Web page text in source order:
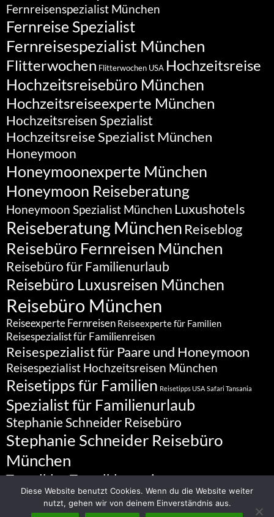
Fernreisenspezialist München
Fernreise Spezialist
Fernreisespezialist München
Flitterwochen Flitterwochen USA Hochzeitsreise
Hochzeitsreisebüro München
Hochzeitsreiseexperte München
Hochzeitsreisen Spezialist
Hochzeitsreise Spezialist München
Honeymoon
Honeymoonexperte München
Honeymoon Reiseberatung
Honeymoon Spezialist München Luxushotels
Reiseberatung München Reiseblog
Reisebüro Fernreisen München
Reisebüro für Familienurlaub
Reisebüro Luxusreisen München
Reisebüro München
Reiseexperte Fernreisen Reiseexperte für Familien
Reisespezialist für Familienreisen
Reisespezialist für Paare und Honeymoon
Reisespezialist Hochzeitsreisen München
Reisetipps für Familien Reisetipps USA Safari Tansania
Spezialist für Familienurlaub
Stephanie Schneider Reisebüro
Stephanie Schneider Reisebüro
München
TravelblogTravelbloggerin
Diese Website benutzt Cookies. Wenn du die Website weiter
nutzt, gehen wir von deinem Einverständnis aus.